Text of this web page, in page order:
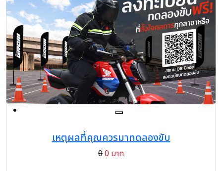
เหตุผลที่คุณควรมาทดลองขับ
00 บาท